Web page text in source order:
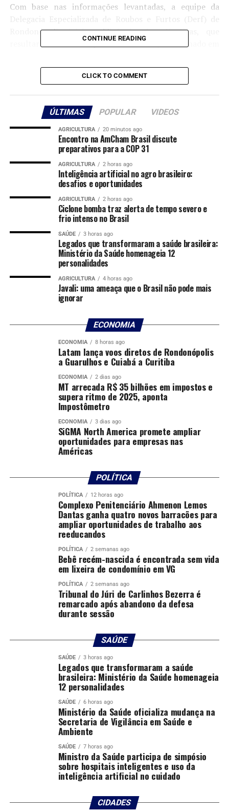
Com base nas informações levantadas, a equipe da
Delegacia Especializada de Roubos e Furtos (Derf) de
Rondonópolis iniciou diligências investigativas, que
resultaram na localização do automóvel, estacionado em
veículo por R$ 10 mil, mediante negociação
intermediada por terceiros. Diante dos fatos, o veículo
foi apreendido e encaminhado à Derf para os
procedimentos legais e posterior restituição ao
proprietário.
O homem que estava na posse do automóvel também foi
conduzido à unidade policial para prestar
esclarecimentos.
O delegado titular da Derf de Rondonópolis, Fábio
Nahas, destacou que a recuperação do veículo reforça a
importância da investigação policial no combate aos
crimes patrimoniais.
“A recuperação do veículo é resultado do trabalho
investigativo realizado pela equipe da Derf, que atuou de
forma rápida e técnica para localizar o bem e avançar na
identificação dos envolvidos. As investigações
continuam para esclarecer todas as circunstâncias do
caso e responsabilizar os autores”, ressaltou o delegado.
O caso será investigado como apropriação indébita. Esse
é o terceiro caso de veículo deixado na oficina do
suspeito que “desaparece” e é localizado pela Polícia
Civil após denúncia.
Comentários
RELATED TOPICS: APÓS APROPRIAÇÃO CIVIL
DESTAQUE
OFICINA POLICIA
RONDONOPOLIS VEÍCULO
Governo de MT convoca últimos aprovados no concurso
da PM para apresentar documentos
Polícia Civil prende preventivamente suspeito de aplicar
medicamento indevido para tentar matar esposa
CONTINUE READING
CLICK TO COMMENT
ÚLTIMAS POPULAR VIDEOS
AGRICULTURA 20 minutos ago
Encontro na AmCham Brasil discute
preparativos para a COP 31
AGRICULTURA 2 horas ago
Inteligência artificial no agro brasileiro:
desafios e oportunidades
AGRICULTURA 2 horas ago
Ciclone bomba traz alerta de tempo severo e
frio intenso no Brasil
SAÚDE 3 horas ago
Legados que transformaram a saúde brasileira:
Ministério da Saúde homenageia 12
personalidades
AGRICULTURA 4 horas ago
Javali: uma ameaça que o Brasil não pode mais
ignorar
ECONOMIA
ECONOMIA 8 horas ago
Latam lança voos diretos de Rondonópolis
a Guarulhos e Cuiabá a Curitiba
ECONOMIA 2 dias ago
MT arrecada R$ 35 bilhões em impostos e
supera ritmo de 2025, aponta
Impostômetro
ECONOMIA 3 dias ago
SiGMA North America promete ampliar
oportunidades para empresas nas
Américas
POLÍTICA
POLÍTICA 12 horas ago
Complexo Penitenciário Ahmenon Lemos
Dantas ganha quatro novos barracões para
ampliar oportunidades de trabalho aos
reeducandos
POLÍTICA 2 semanas ago
Bebê recém-nascida é encontrada sem vida
em lixeira de condomínio em VG
POLÍTICA 2 semanas ago
Tribunal do Júri de Carlinhos Bezerra é
remarcado após abandono da defesa
durante sessão
SAÚDE
SAÚDE 3 horas ago
Legados que transformaram a saúde
brasileira: Ministério da Saúde homenageia
12 personalidades
SAÚDE 6 horas ago
Ministério da Saúde oficializa mudança na
Secretaria de Vigilância em Saúde e
Ambiente
SAÚDE 7 horas ago
Ministro da Saúde participa de simpósio
sobre hospitais inteligentes e uso da
inteligência artificial no cuidado
CIDADES